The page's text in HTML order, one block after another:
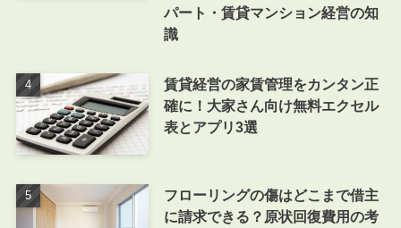
パート・賃貸マンション経営の知
識
賃貸経営の家賃管理をカンタン正
確に！大家さん向け無料エクセル
表とアプリ3選
フローリングの傷はどこまで借主
に請求できる？原状回復費用の考